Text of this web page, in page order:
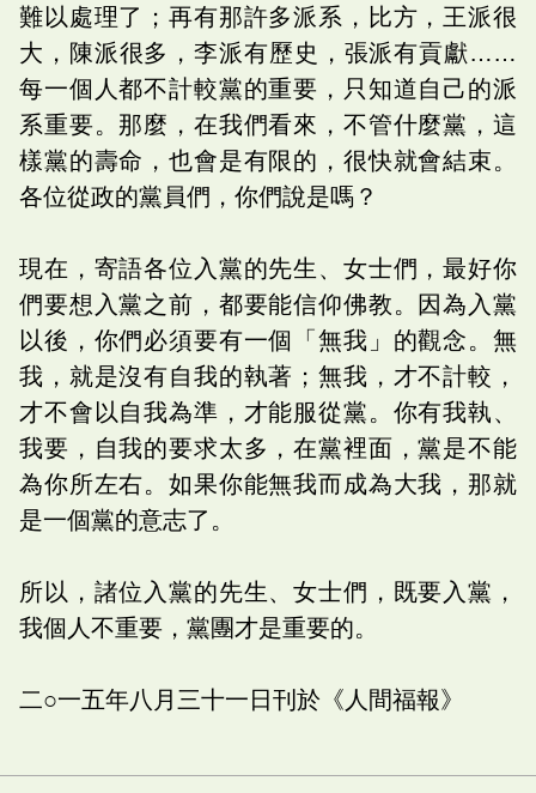
難以處理了；再有那許多派系，比方，王派很
大，陳派很多，李派有歷史，張派有貢獻……
每一個人都不計較黨的重要，只知道自己的派
系重要。那麼，在我們看來，不管什麼黨，這
樣黨的壽命，也會是有限的，很快就會結束。
各位從政的黨員們，你們說是嗎？
現在，寄語各位入黨的先生、女士們，最好你
們要想入黨之前，都要能信仰佛教。因為入黨
以後，你們必須要有一個「無我」的觀念。無
我，就是沒有自我的執著；無我，才不計較，
才不會以自我為準，才能服從黨。你有我執、
我要，自我的要求太多，在黨裡面，黨是不能
為你所左右。如果你能無我而成為大我，那就
是一個黨的意志了。
所以，諸位入黨的先生、女士們，既要入黨，
我個人不重要，黨團才是重要的。
二○一五年八月三十一日刊於《人間福報》